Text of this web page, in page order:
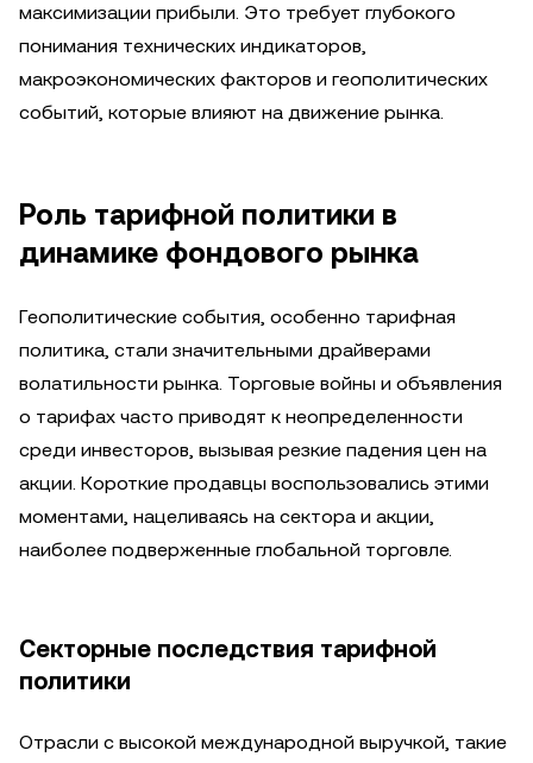
максимизации прибыли. Это требует глубокого
понимания технических индикаторов,
макроэкономических факторов и геополитических
событий, которые влияют на движение рынка.
Роль тарифной политики в
динамике фондового рынка
Геополитические события, особенно тарифная
политика, стали значительными драйверами
волатильности рынка. Торговые войны и объявления
о тарифах часто приводят к неопределенности
среди инвесторов, вызывая резкие падения цен на
акции. Короткие продавцы воспользовались этими
моментами, нацеливаясь на сектора и акции,
наиболее подверженные глобальной торговле.
Секторные последствия тарифной
политики
Отрасли с высокой международной выручкой, такие